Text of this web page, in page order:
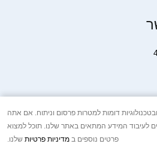
אנו משתמשים גם בקובצי Cookie ובטכנולוגיות דומות למטרות פרסום וניתוח. אם אתה
לעיבוד המידע המתאים באתר שלנו. תוכל למצוא
פרטים נוספים ב מדיניות פרטיות שלנו.